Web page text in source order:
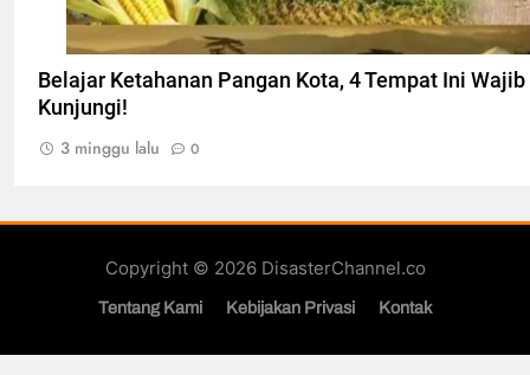
Belajar Ketahanan Pangan Kota, 4 Tempat Ini
Kunjungi!
3 minggu lalu
0
Copyright © 2026 DisasterChannel.co
Tentang Kami Kebijakan Privasi Kontak